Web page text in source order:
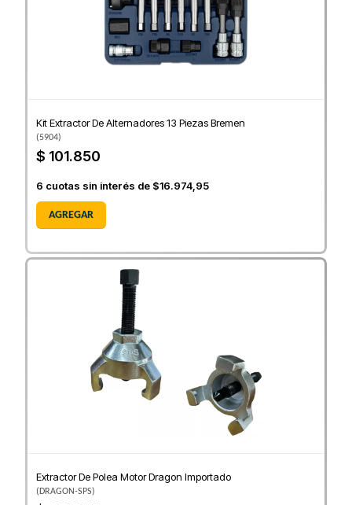
Kit Extractor De Alternadores 13 Piezas Bremen
(5904)
$ 101.850
6 cuotas sin interés de $16.974,95
AGREGAR
Extractor De Polea Motor Dragon Importado
(DRAGON-SPS)